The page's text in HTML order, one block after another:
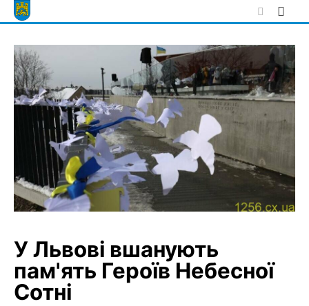
Skip
to
У Львові вшанують
пам'ять Героїв Небесної
Сотні